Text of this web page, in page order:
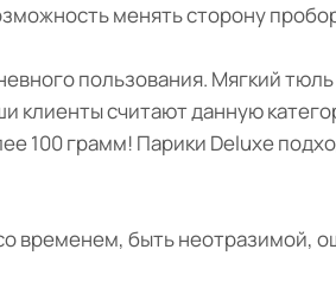
менять сторону
пользования. Мягкий
клиенты считают данную
100 грамм! Парики Deluxe
временем, быть неотразимой,